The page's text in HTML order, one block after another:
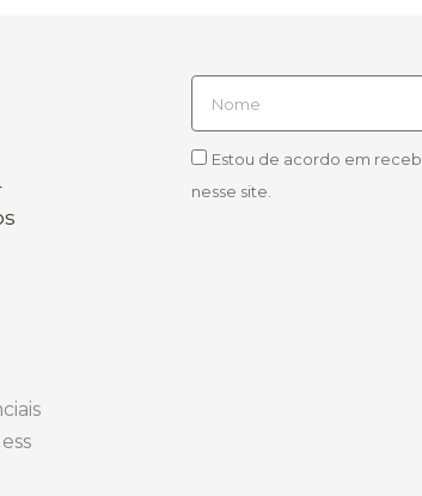
Estou de acordo em
nesse site.